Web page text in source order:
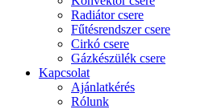
Radiátor csere
Fűtésrendszer csere
Cirkó csere
Gázkészülék csere
Kapcsolat
Ajánlatkérés
Rólunk